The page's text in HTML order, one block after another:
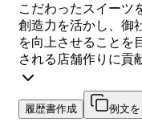
こだわったスイーツ
創造力を活かし、御
を向上させることを
される店舗作りに貢
履歴書作成 例文